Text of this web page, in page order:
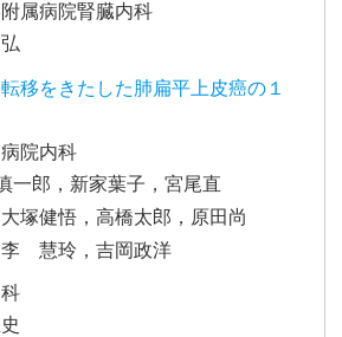
属病院腎臓内科
移をきたした肺扁平上皮癌の１
院内科
一郎，新家葉子，宮尾直
塚健悟，高橋太郎，原田尚
慧玲，吉岡政洋